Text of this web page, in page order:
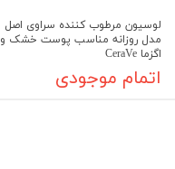
لوسیون مرطوب کننده سراوی اصل
مدل روزانه مناسب پوست خشک و
اگزما CeraVe
اتمام موجودی